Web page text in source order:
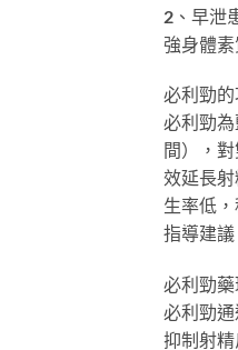
2、早泄
強身體素
必利勁
必利勁
間），
效延長
生率低
指導建
必利勁藥
必利勁
抑制射